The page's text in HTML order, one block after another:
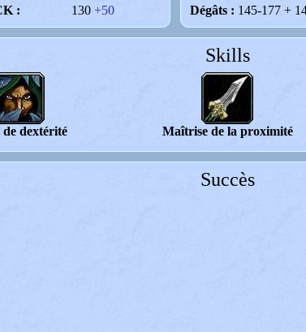
:
130 +50
Dégâts : 145-177 +
Skills
dextérité Maîtrise de la proximité
Succès